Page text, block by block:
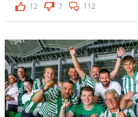
12
7 112